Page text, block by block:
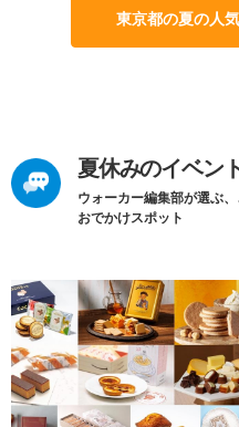
東京都の夏の人
夏休みのイベン
ウォーカー編集部が選ぶ
おでかけスポット